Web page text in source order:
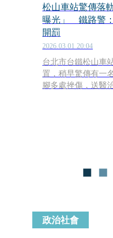
松山車站驚傳落
曝光」 鐵路警
開罰
2026.03.01 20:04
台北市台鐵松山車
置，稍早驚傳有一
腳多處挫傷，送醫
政治社會